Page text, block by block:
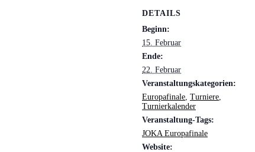
DETAILS
Beginn:
15. Februar
Ende:
22. Februar
Veranstaltungskategorien:
Europafinale Turniere
Turnierkalender
Veranstaltung-Tags:
JOKA Europafinale
Website: